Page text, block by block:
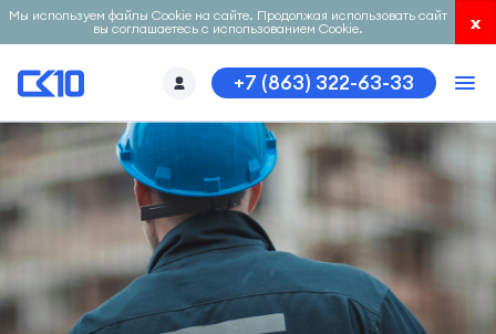
Мы используем файлы Cookie на сайте. Продолжая использовать сайт
вы соглашаетесь с использованием Cookie.
x
+7 (863) 322-63-33